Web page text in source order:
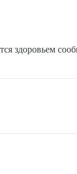
здоровьем